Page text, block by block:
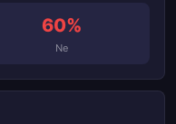
60%
Ne